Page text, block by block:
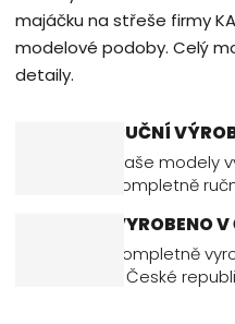
majáčku na střeše firmy
modelové podoby. Celý
detaily.
RUČNÍ
Naše modely
kompletně
VYROBENO V
Kompletně
v České